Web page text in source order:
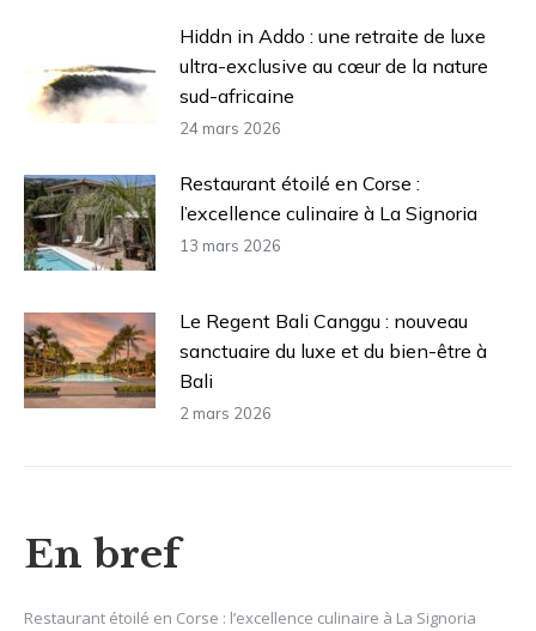
Hiddn in Addo : une retraite de luxe
ultra-exclusive au cœur de la nature
sud-africaine
24 mars 2026
Restaurant étoilé en Corse :
l’excellence culinaire à La Signoria
13 mars 2026
Le Regent Bali Canggu : nouveau
sanctuaire du luxe et du bien-être à
Bali
2 mars 2026
En bref
Restaurant étoilé en Corse : l’excellence culinaire à La Signoria